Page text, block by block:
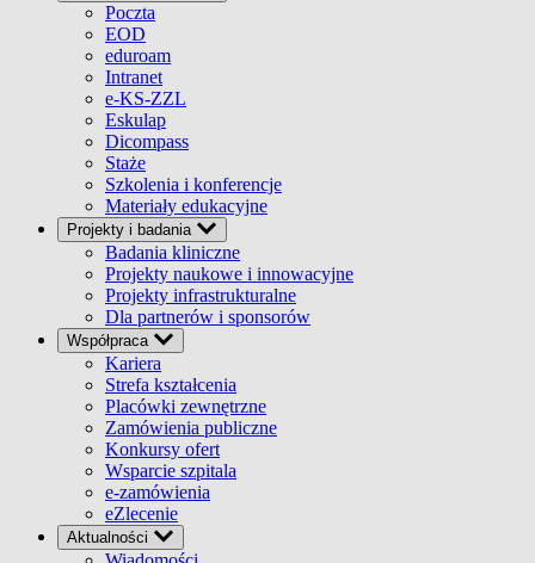
Poczta
EOD
eduroam
Intranet
e-KS-ZZL
Eskulap
Dicompass
Staże
Szkolenia i konferencje
Materiały edukacyjne
Projekty i badania
Badania kliniczne
Projekty naukowe i innowacyjne
Projekty infrastrukturalne
Dla partnerów i sponsorów
Współpraca
Kariera
Strefa kształcenia
Placówki zewnętrzne
Zamówienia publiczne
Konkursy ofert
Wsparcie szpitala
e-zamówienia
eZlecenie
Aktualności